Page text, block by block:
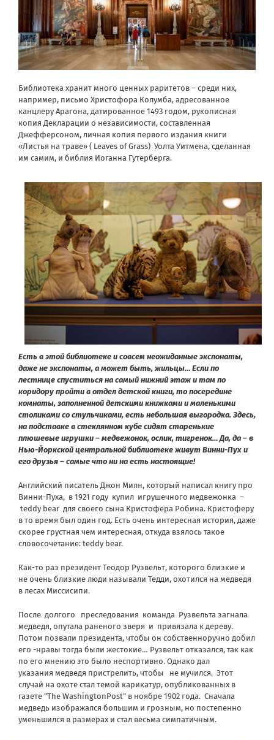
Библиотека хранит много ценных раритетов – среди них,
например, письмо Христофора Колумба, адресованное
канцлеру Арагона, датированное 1493 годом, рукописная
копия Декларации о независимости, составленная
Джефферсоном, личная копия первого издания книги
«Листья на траве» ( Leaves of Grass) Уолта Уитмена, сделанная
им самим, и библия Иоганна Гутерберга.
Есть в этой библиотеке и совсем неожиданные экспонаты,
даже не экспонаты, а может быть, жильцы… Если по
лестнице спуститься на самый нижний этаж и там по
коридору пройти в отдел детской книги, то посередине
комнаты, заполненной детскими книжками и маленькими
столиками со стульчиками, есть небольшая выгородка. Здесь,
на подставке в стеклянном кубе сидят старенькие
плюшевые игрушки – медвежонок, ослик, тигренок… Да, да – в
Нью-Йоркской центральной библиотеке живут Винни-Пух и
его друзья – самые что ни на есть настоящие!
Английский писатель Джон Милн, который написал книгу про
Винни-Пуха, в 1921 году купил игрушечного медвежонка –
teddy bear для своего сына Кристофера Робина. Кристоферу
в то время был один год. Есть очень интересная история, даже
скорее грустная чем интересная, откуда взялось такое
словосочетание: teddy bear.
Как-то раз президент Теодор Рузвельт, которого близкие и
не очень близкие люди называли Тедди, охотился на медведя
в лесах Миссисипи.
После долгого преследования команда Рузвельта загнала
медведя, опутала раненого зверя и привязала к дереву.
Потом позвали президента, чтобы он собственноручно добил
его -нравы тогда были жестокие… Рузвельт отказался, так как
по его мнению это было неспортивно. Однако дал
указания медведя пристрелить, чтобы не мучился. Этот
случай на охоте стал темой карикатур, опубликованных в
газете “The WashingtonPost” в ноябре 1902 года. Сначала
медведь изображался большим и грозным, но постепенно
уменьшился в размерах и стал весьма симпатичным.